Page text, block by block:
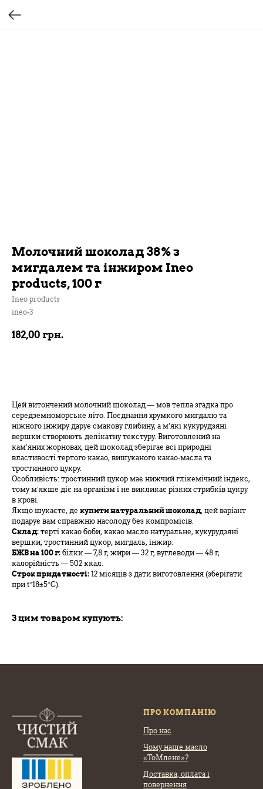
Молочний шоколад 38% з
мигдалем та інжиром Ineo
products, 100 г
Ineo products
ineo-3
182,00 грн.
Цей витончений молочний шоколад — мов тепла згадка про
середземноморське літо. Поєднання хрумкого мигдалю та
ніжного інжиру дарує смакову глибину, а м’які кукурудзяні
вершки створюють делікатну текстуру. Виготовлений на
кам’яних жорновах, цей шоколад зберігає всі природні
властивості тертого какао, вишуканого какао-масла та
тростинного цукру.
Особливість: тростинний цукор має нижчий глікемічний індекс,
тому м’якше діє на організм і не викликає різких стрибків цукру
в крові.
Якщо шукаєте, де купити натуральний шоколад, цей варіант
подарує вам справжню насолоду без компромісів.
Склад: терті какао боби, какао масло натуральне, кукурудзяні
вершки, тростинний цукор, мигдаль, інжир.
БЖВ на 100 г: білки — 7,8 г, жири — 32 г, вуглеводи — 48 г,
калорійність — 502 ккал.
Строк придатності: 12 місяців з дати виготовлення (зберігати
при t°18±5°C).
З цим товаром купують:
ПРО КОМПАНІЮ
Про нас
Чому наше масло
«ТоМлене»?
Доставка, оплата і
повернення